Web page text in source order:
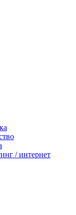
/ интернет